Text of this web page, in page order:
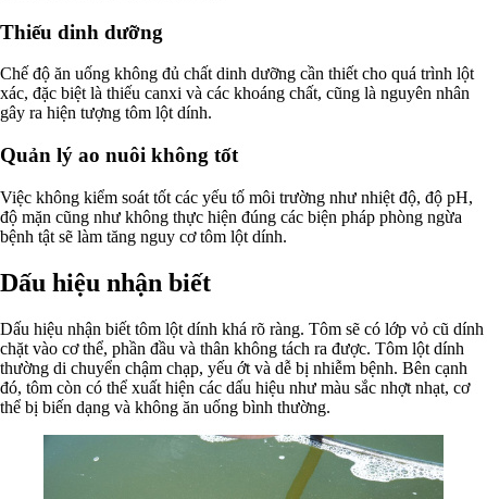
Thiếu dinh dưỡng
Chế độ ăn uống không đủ chất dinh dưỡng cần thiết cho quá trình lột
xác, đặc biệt là thiếu canxi và các khoáng chất, cũng là nguyên nhân
gây ra hiện tượng tôm lột dính.
Quản lý ao nuôi không tốt
Việc không kiểm soát tốt các yếu tố môi trường như nhiệt độ, độ pH,
độ mặn cũng như không thực hiện đúng các biện pháp phòng ngừa
bệnh tật sẽ làm tăng nguy cơ tôm lột dính.
Dấu hiệu nhận biết
Dấu hiệu nhận biết tôm lột dính khá rõ ràng. Tôm sẽ có lớp vỏ cũ dính
chặt vào cơ thể, phần đầu và thân không tách ra được. Tôm lột dính
thường di chuyển chậm chạp, yếu ớt và dễ bị nhiễm bệnh. Bên cạnh
đó, tôm còn có thể xuất hiện các dấu hiệu như màu sắc nhợt nhạt, cơ
thể bị biến dạng và không ăn uống bình thường.